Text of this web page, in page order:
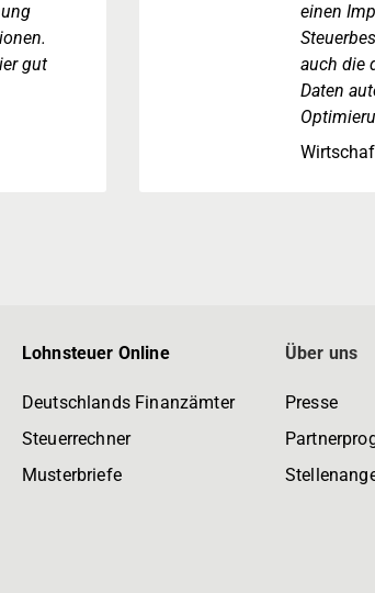
gut
einen
auch die
Daten
Lohnsteuer Online
Deutschlands Finanzämter
Steuerrechner
Musterbriefe
Über uns
Presse